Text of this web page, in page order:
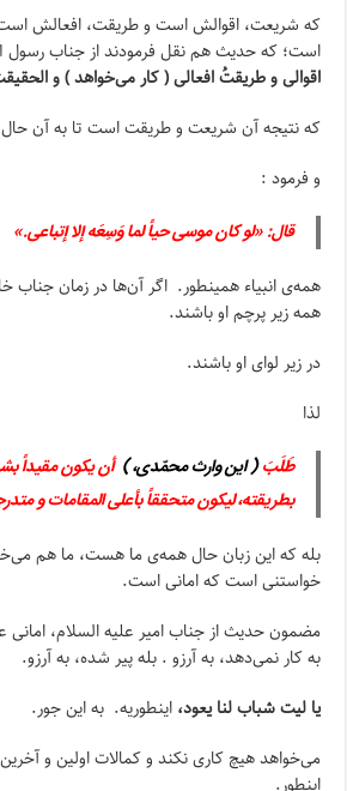
که شریعت، اقوالش است و طریقت، افعالش
است؛ که حدیث هم نقل فرمودند از جناب رسول
اقوالی و طریقتُ افعالی ( کار می‌خواهد ) و
که نتیجه آن شریعت و طریقت است تا به آن حال
و فرمود :
قال: «لو کان موسى حیاً لما وَسِعَه إلا إتباعى.
»
همه‌ی انبیاء همینطور. اگر آن‌ها در زمان جناب
همه زیر پرچم او باشند.
در زیر لوای او باشند.
لذا
طَلَبَ( این وارث محمّدی، ) أن یکون مقیداً
بطریقته، لیکون متحققاً بأعلى المقامات و
بله که این زبان حال همه‌‌ی ما هست، ما هم
خواستنی است‌ که‌ امانی است.
مضمون حدیث از جناب امیر علیه السلام،
به کار نمی‌دهد، به آرزو . بله پیر شده، به آرزو.
یا لیت شباب لنا یعود،اینطوریه. به این جور.
می‌خواهد هیچ کاری نکند و کمالات اولین و